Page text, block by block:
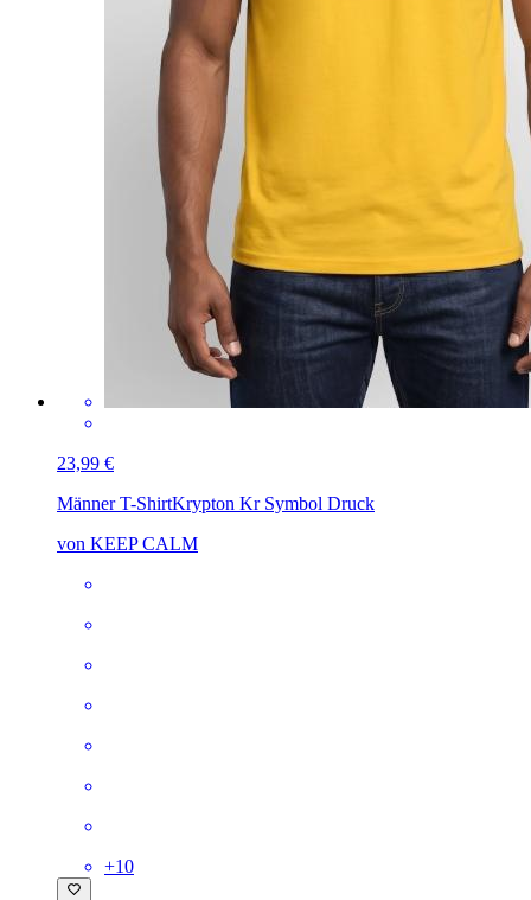
23,99 €
Männer T-ShirtKrypton Kr Symbol Druck
von KEEP CALM
+10